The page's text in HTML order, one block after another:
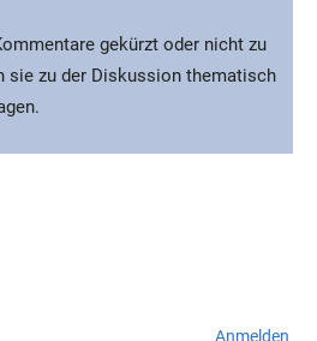
gekürzt oder nicht zu
sie zu der Diskussion thematisch
Anmelden